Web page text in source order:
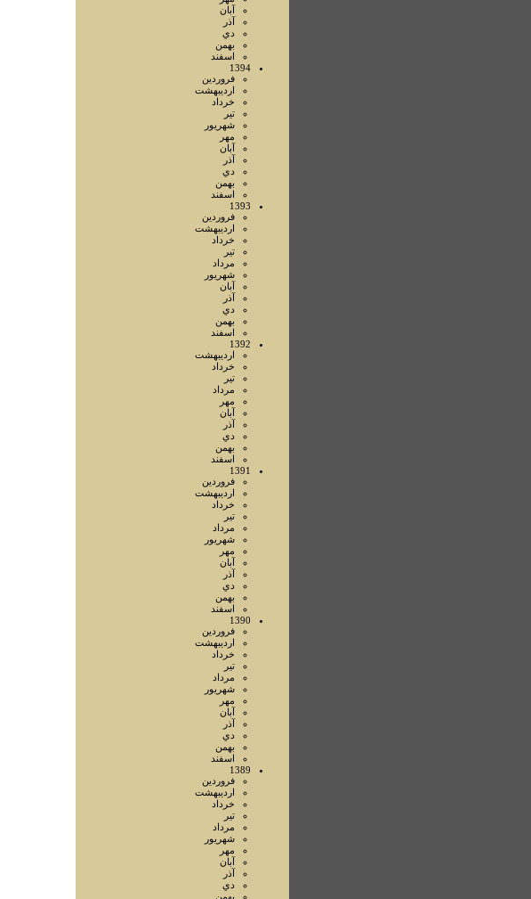
آبان
آذر
دي
بهمن
اسفند
1394
فروردين
ارديبهشت
خرداد
تير
شهريور
مهر
آبان
آذر
دي
بهمن
اسفند
1393
فروردين
ارديبهشت
خرداد
تير
مرداد
شهريور
آبان
آذر
دي
بهمن
اسفند
1392
ارديبهشت
خرداد
تير
مرداد
مهر
آبان
آذر
دي
بهمن
اسفند
1391
فروردين
ارديبهشت
خرداد
تير
مرداد
شهريور
مهر
آبان
آذر
دي
بهمن
اسفند
1390
فروردين
ارديبهشت
خرداد
تير
مرداد
شهريور
مهر
آبان
آذر
دي
بهمن
اسفند
1389
فروردين
ارديبهشت
خرداد
تير
مرداد
شهريور
مهر
آبان
آذر
دي
بهمن